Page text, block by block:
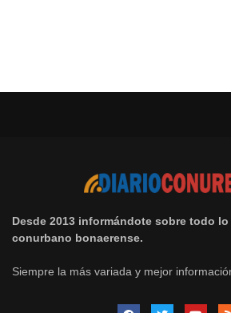
Desde 2013 informándote sobre todo
conurbano bonaerense.
Siempre la más variada y mejor